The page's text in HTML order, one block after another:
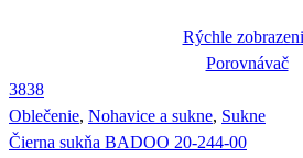
Rýchle
Porovnávač
3838
Oblečenie, Nohavice a sukne, Sukne
Čierna sukňa BADOO 20-244-00